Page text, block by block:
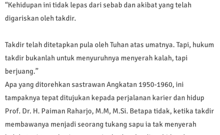
“Kehidupan ini tidak lepas dari sebab dan akibat yang telah
digariskan oleh takdir.
Takdir telah ditetapkan pula oleh Tuhan atas umatnya. Tapi, hukum
takdir bukanlah untuk menyuruhnya menyerah kalah, tapi
berjuang.”
Apa yang ditorehkan sastrawan Angkatan 1950-1960, ini
tampaknya tepat ditujukan kepada perjalanan karier dan hidup
Prof. Dr. H. Paiman Raharjo, M.M, M.Si. Betapa tidak, ketika takdir
membawanya menjadi seorang tukang sapu ia tak menyerah